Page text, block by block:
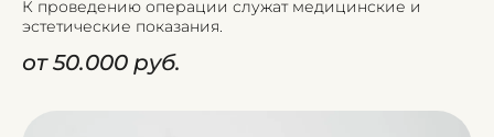
К проведению операции служат медицинские и
эстетические показания.
от 50.000 руб.